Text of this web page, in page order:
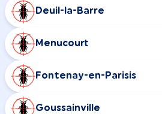
Deuil-la-Barre
Menucourt
Fontenay-en-Parisis
Goussainville